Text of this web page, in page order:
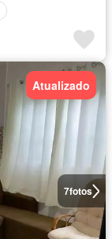
7fotos
Atualizado